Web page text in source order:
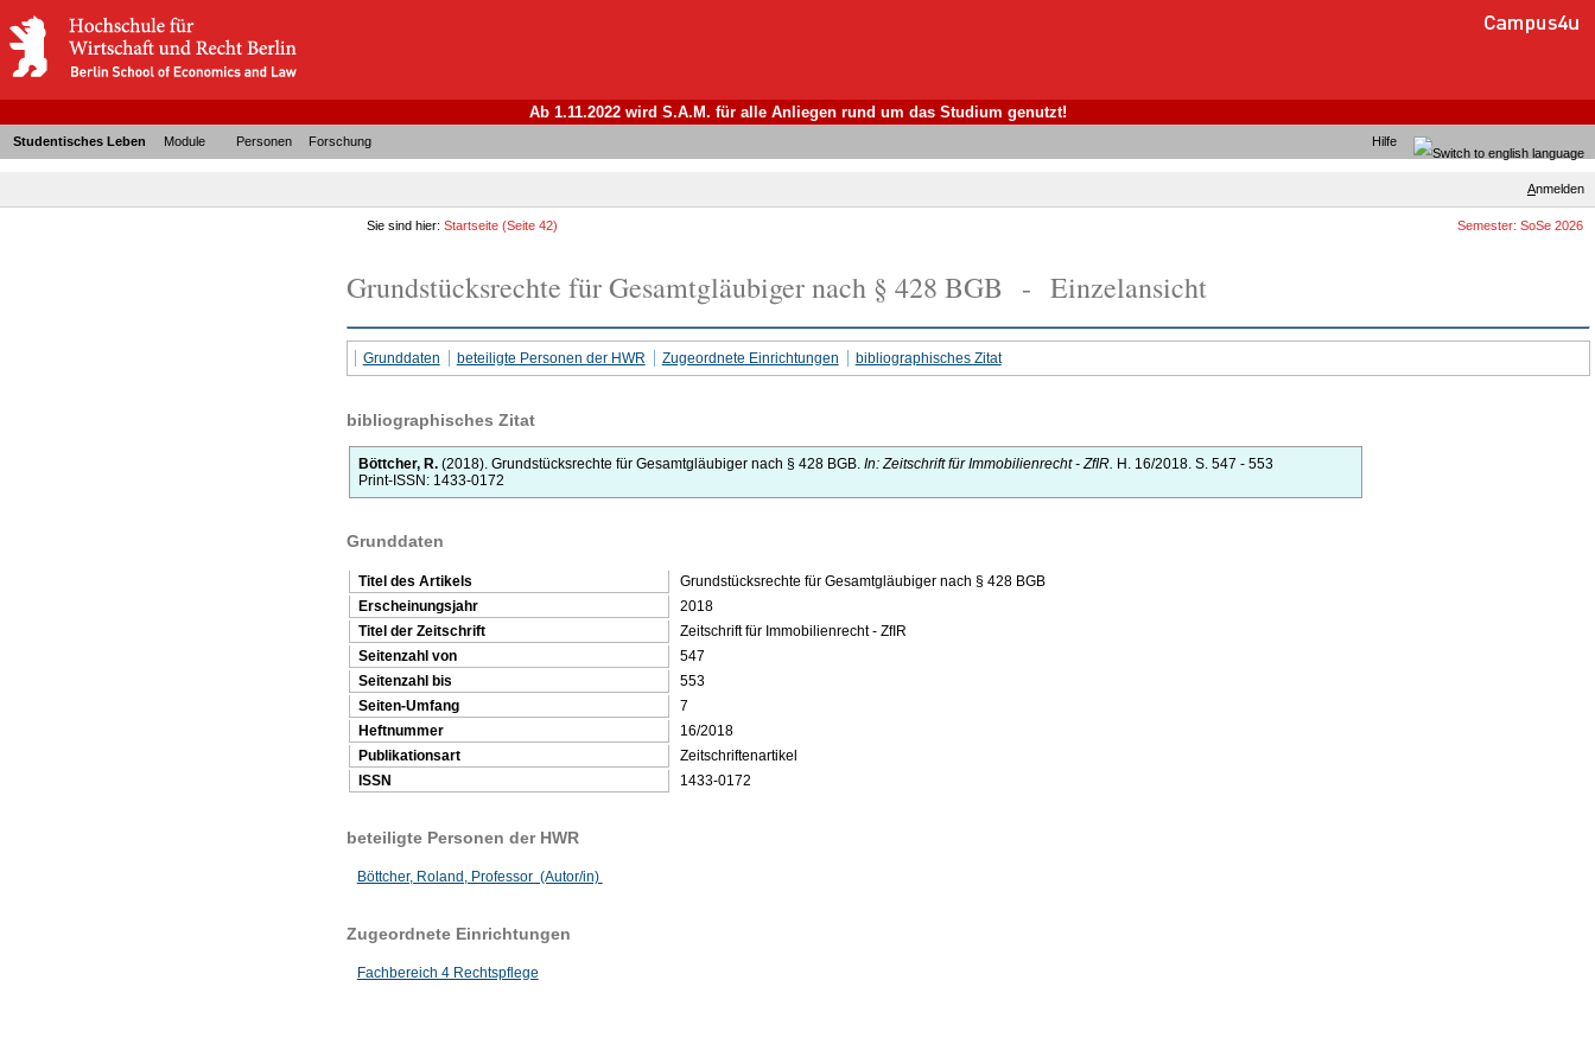
Ab 1.11.2022 wird S.A.M. für alle Anliegen rund um das Studium genutzt!
Studentisches Leben Module Personen Forschung Hilfe
Anmelden
Sie sind hier:Startseite (Seite 42) Semester: SoSe 2026
Grundstücksrechte für Gesamtgläubiger nach § 428 BGB - Einzelansicht
Grunddaten beteiligte Personen der HWR Zugeordnete Einrichtungen bibliographisches Zitat
bibliographisches Zitat
Böttcher, R. (2018). Grundstücksrechte für Gesamtgläubiger nach § 428 BGB. In: Zeitschrift für Immobilienrecht - ZfIR. H. 16/2018. S. 547 - 553
Print-ISSN: 1433-0172
Grunddaten
Titel des Artikels
Grundstücksrechte für Gesamtgläubiger nach § 428 BGB
Erscheinungsjahr
2018
Titel der Zeitschrift
Zeitschrift für Immobilienrecht - ZfIR
Seitenzahl von
547
Seitenzahl bis
553
Seiten-Umfang
7
Heftnummer
16/2018
Publikationsart
Zeitschriftenartikel
ISSN
1433-0172
beteiligte Personen der HWR
Böttcher, Roland, Professor (Autor/in)
Zugeordnete Einrichtungen
Fachbereich 4 Rechtspflege